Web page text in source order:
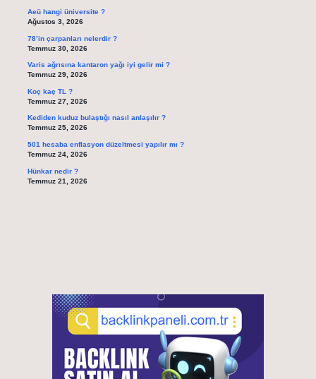
Aeü hangi üniversite ?
Ağustos 3, 2026
78’in çarpanları nelerdir ?
Temmuz 30, 2026
Varis ağrısına kantaron yağı iyi gelir mi ?
Temmuz 29, 2026
Koç kaç TL ?
Temmuz 27, 2026
Kediden kuduz bulaştığı nasıl anlaşılır ?
Temmuz 25, 2026
501 hesaba enflasyon düzeltmesi yapılır mı ?
Temmuz 24, 2026
Hünkar nedir ?
Temmuz 21, 2026